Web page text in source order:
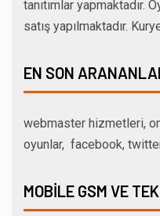
tanıtımlar yapmaktadır.
satış yapılmaktadır.
EN SON
webmaster hizmetleri,
oyunlar, facebook,
MOBILE GSM VE